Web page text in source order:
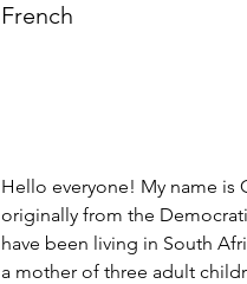
French
Hello everyone! My name is
originally from the
have been living in South
a mother of three adult